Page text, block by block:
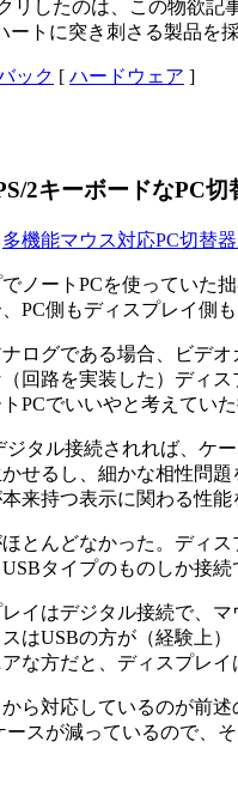
たのは、この物欲記事
ートに突き刺さる製品を
ック [ ハードウェア ]
2キーボードなPC切
多機能マウス対応PC切替
ノートPCを使っていた
PC側もディスプレイ側
ログである場合、ビデ
回路を実装した）ディ
PCでいいやと考えていた
タル接続されれば、ケ
せるし、細かな相性問
来持つ表示に関わる性
とんどなかった。ディ
タイプのものしか接続
イはデジタル接続で、マ
はUSBの方が（経験上
な方だと、ディスプレ
ら対応しているのが前述
ースが減っているので、